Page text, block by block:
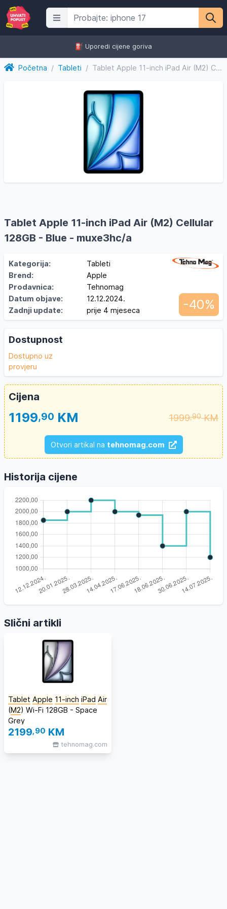
⛽️ Uporedi cijene goriva
Početna / Tableti / Tablet Apple 11-inch iPad Air (M2) Cellular 128GB - Blue - m...
Tablet Apple 11-inch iPad Air (M2) Cellular
128GB - Blue - muxe3hc/a
Kategorija:
Tableti
Brend:
Apple
Prodavnica:
Tehnomag
Datum objave:
12.12.2024.
Zadnji update:
prije 4 mjeseca -40%
Dostupnost
Dostupno uz
provjeru
Cijena
1199,90 KM 1999,90KM
Otvori artikal na tehnomag.com
Historija cijene
Slični artikli
Tablet Apple 11-inch iPad Air
(M2) Wi-Fi 128GB - Space
Grey
2199,90 KM
tehnomag.com